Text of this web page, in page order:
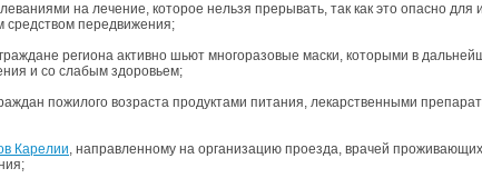
на лечение, которое нельзя прерывать, так как это опасно для
средством передвижения;
региона активно шьют многоразовые маски, которыми в
и со слабым здоровьем;
пожилого возраста продуктами питания, лекарственными
Карелии, направленному на организацию проезда, врачей